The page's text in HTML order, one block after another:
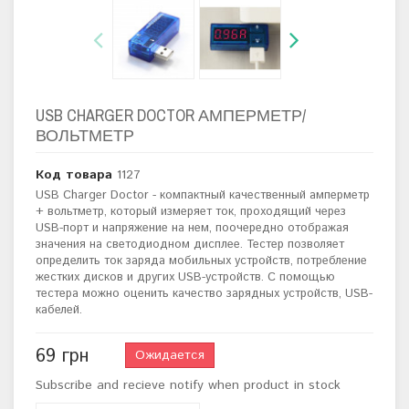
USB CHARGER DOCTOR АМПЕРМЕТР/
ВОЛЬТМЕТР
Код товара 1127
USB Charger Doctor - компактный качественный амперметр
+ вольтметр, который измеряет ток, проходящий через
USB-порт и напряжение на нем, поочередно отображая
значения на светодиодном дисплее. Тестер позволяет
определить ток заряда мобильных устройств, потребление
жестких дисков и других USB-устройств. С помощью
тестера можно оценить качество зарядных устройств, USB-
кабелей.
69 грн
Ожидается
Subscribe and recieve notify when product in stock